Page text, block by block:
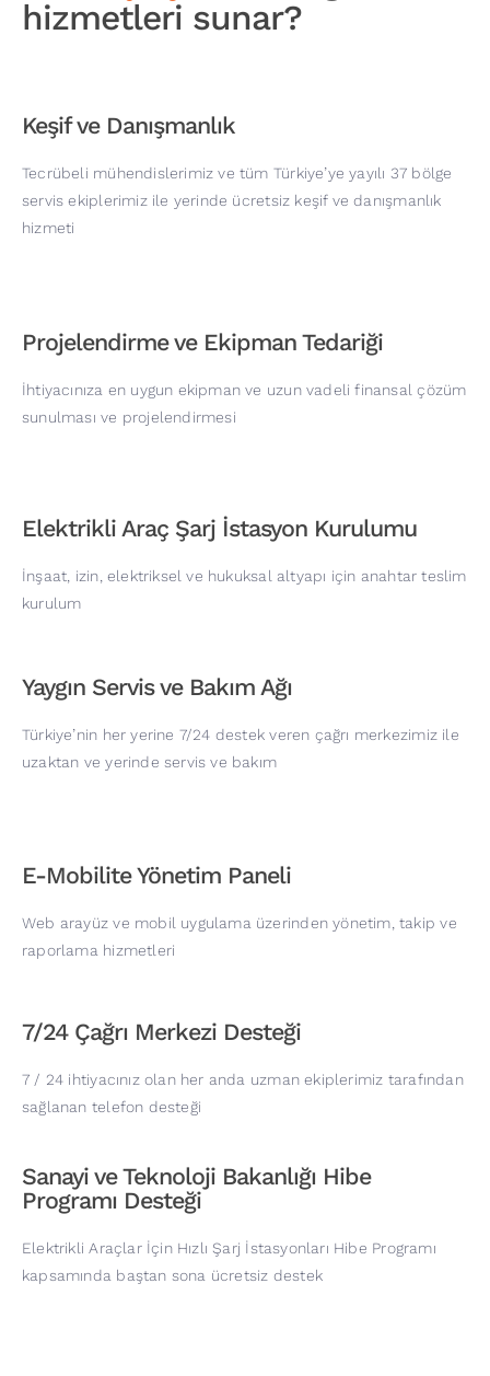
hizmetleri sunar?
Keşif ve Danışmanlık
Tecrübeli mühendislerimiz ve tüm Türkiye’ye yayılı 37 bölge
servis ekiplerimiz ile yerinde ücretsiz keşif ve danışmanlık
hizmeti
Projelendirme ve Ekipman Tedariği
İhtiyacınıza en uygun ekipman ve uzun vadeli finansal çözüm
sunulması ve projelendirmesi
Elektrikli Araç Şarj İstasyon Kurulumu
İnşaat, izin, elektriksel ve hukuksal altyapı için anahtar teslim
kurulum
Yaygın Servis ve Bakım Ağı
Türkiye’nin her yerine 7/24 destek veren çağrı merkezimiz ile
uzaktan ve yerinde servis ve bakım
E-Mobilite Yönetim Paneli
Web arayüz ve mobil uygulama üzerinden yönetim, takip ve
raporlama hizmetleri
7/24 Çağrı Merkezi Desteği
7 / 24 ihtiyacınız olan her anda uzman ekiplerimiz tarafından
sağlanan telefon desteği
Sanayi ve Teknoloji Bakanlığı Hibe
Programı Desteği
Elektrikli Araçlar İçin Hızlı Şarj İstasyonları Hibe Programı
kapsamında baştan sona ücretsiz destek